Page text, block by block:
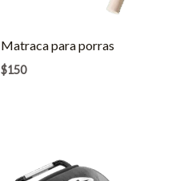
Matraca para porras
$150